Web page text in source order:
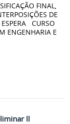
FINAL,
DE
ESPERA CURSO
ENGENHARIA E
II